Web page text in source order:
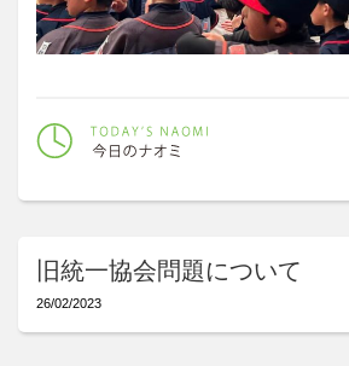
旧統一協会問題について
26/02/2023